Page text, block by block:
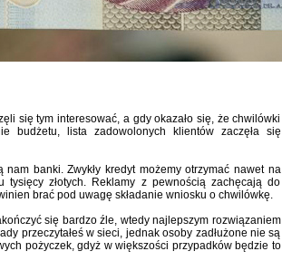
się tym interesować, a gdy okazało się, że chwilówki
budżetu, lista zadowolonych klientów zaczęła się
banki. Zwykły kredyt możemy otrzymać nawet na
złotych. Reklamy z pewnością zachęcają do
brać pod uwagę składanie wniosku o chwilówkę.
się bardzo źle, wtedy najlepszym rozwiązaniem
przeczytałeś w sieci, jednak osoby zadłużone nie są
pożyczek, gdyż w większości przypadków będzie to